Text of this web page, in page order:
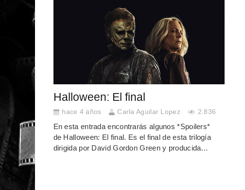
Halloween: El final
hace 4 años Carla Aguilar Lopez 2.836
En esta entrada encontrarás algunos *Spoilers*
de Halloween: El final. Es el final de esta trilogía
dirigida por David Gordon Green y producida…